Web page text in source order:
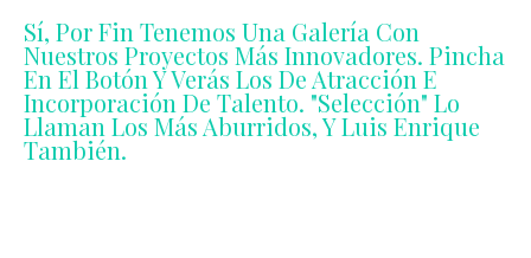
Sí, Por Fin Tenemos Una Galería Con
Nuestros Proyectos Más Innovadores. Pincha
En El Botón Y Verás Los De Atracción E
Incorporación De Talento. "Selección" Lo
Llaman Los Más Aburridos, Y Luis Enrique
También.